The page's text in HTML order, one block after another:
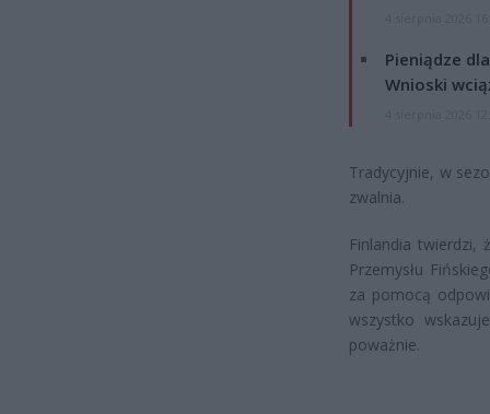
Pieniądze
Wnioski
Tradycyjnie, w
zwalnia.
Finlandia twierdzi,
Przemysłu
za pomocą
wszystko
poważnie.